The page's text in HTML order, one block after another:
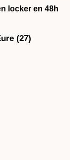
locker en 48h
(27)